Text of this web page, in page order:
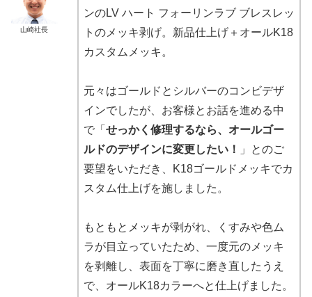
山崎社長
ンのLV ハート フォーリンラブ ブレスレッ
トのメッキ剥げ。新品仕上げ＋オールK18
カスタムメッキ。
元々はゴールドとシルバーのコンビデザ
インでしたが、お客様とお話を進める中
で「 せっかく修理するなら、オールゴー
ルドのデザインに変更したい！
」とのご
要望をいただき、K18ゴールドメッキでカ
スタム仕上げを施しました。
もともとメッキが剥がれ、くすみや色ム
ラが目立っていたため、一度元のメッキ
を剥離し、表面を丁寧に磨き直したうえ
で、オールK18カラーへと仕上げました。